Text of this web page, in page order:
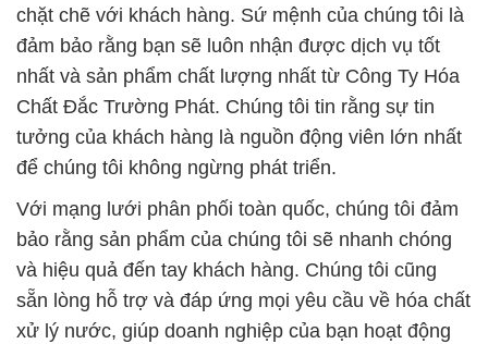
chặt chẽ với khách hàng. Sứ mệnh của chúng tôi là
đảm bảo rằng bạn sẽ luôn nhận được dịch vụ tốt
nhất và sản phẩm chất lượng nhất từ Công Ty Hóa
Chất Đắc Trường Phát. Chúng tôi tin rằng sự tin
tưởng của khách hàng là nguồn động viên lớn nhất
để chúng tôi không ngừng phát triển.
Với mạng lưới phân phối toàn quốc, chúng tôi đảm
bảo rằng sản phẩm của chúng tôi sẽ nhanh chóng
và hiệu quả đến tay khách hàng. Chúng tôi cũng
sẵn lòng hỗ trợ và đáp ứng mọi yêu cầu về hóa chất
xử lý nước, giúp doanh nghiệp của bạn hoạt động